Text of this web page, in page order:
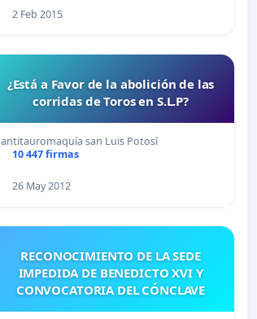
2 Feb 2015
¿Está a Favor de la abolición de las
corridas de Toros en S.L.P?
antitauromaquía san Luis Potosí
10 447 firmas
26 May 2012
RECONOCIMIENTO DE LA SEDE
IMPEDIDA DE BENEDICTO XVI Y
CONVOCATORIA DEL CÓNCLAVE